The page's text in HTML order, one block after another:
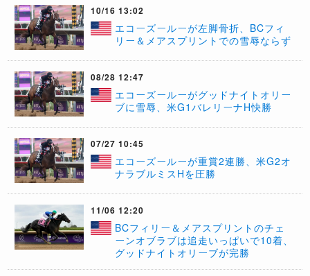
10/16 13:02
エコーズールーが左脚骨折、BCフィ
リー＆メアスプリントでの雪辱ならず
08/28 12:47
エコーズールーがグッドナイトオリー
ブに雪辱、米G1バレリーナH快勝
07/27 10:45
エコーズールーが重賞2連勝、米G2オ
ナラブルミスHを圧勝
11/06 12:20
BCフィリー＆メアスプリントのチェ
ーンオブラブは追走いっぱいで10着、
グッドナイトオリーブが完勝